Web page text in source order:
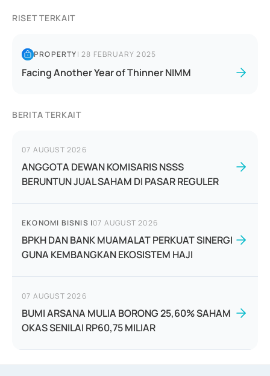
RISET TERKAIT
PROPERTY|28 FEBRUARY 2025
Facing Another Year of Thinner NIMM
BERITA TERKAIT
07 AUGUST 2026
ANGGOTA DEWAN KOMISARIS NSSS
BERUNTUN JUAL SAHAM DI PASAR REGULER
EKONOMI BISNIS |07 AUGUST 2026
BPKH DAN BANK MUAMALAT PERKUAT SINERGI
GUNA KEMBANGKAN EKOSISTEM HAJI
07 AUGUST 2026
BUMI ARSANA MULIA BORONG 25,60% SAHAM
OKAS SENILAI RP60,75 MILIAR